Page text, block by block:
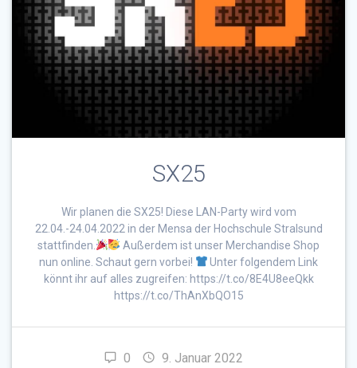
SX25
Wir planen die SX25! Diese LAN-Party wird vom
22.04.-24.04.2022 in der Mensa der Hochschule Stralsund
stattfinden.
Außerdem ist unser Merchandise Shop
nun online. Schaut gern vorbei!
Unter folgendem Link
könnt ihr auf alles zugreifen: https://t.co/8E4U8eeQkk
https://t.co/ThAnXbQO15
0 9. Januar 2022